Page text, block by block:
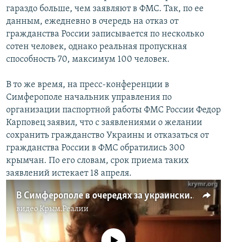
гараздо больше, чем заявляют в ФМС. Так, по ее
данным, ежедневно в очередь на отказ от
гражданства России записывается по несколько
сотен человек, однако реальная пропускная
способность 70, максимум 100 человек.
В то же время, на пресс-конференции в
Симферополе начальник управления по
организации паспортной работы ФМС России Федор
Карповец заявил, что с заявлениями о желании
сохранить гражданство Украины и отказаться от
гражданства России в ФМС обратились 300
крымчан. По его словам, срок приема таких
заявлений истекает 18 апреля.
В Симферополе в очередях за украинским и российским гражданством возникают споры
видео Крым.Реалии
No media source currently available